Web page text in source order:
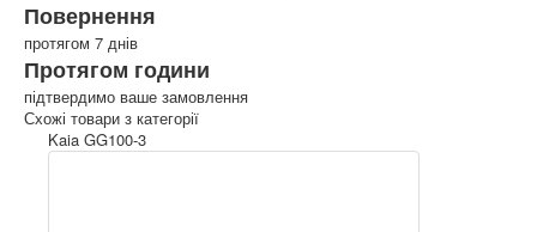
Повернення
протягом 7 днів
Протягом години
підтвердимо ваше замовлення
Схожі товари з категорії
Kaia GG100-3